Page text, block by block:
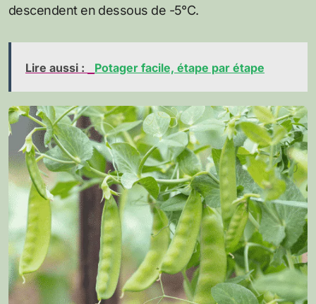
descendent en dessous de -5°C.
Lire aussi : Potager facile, étape par étape